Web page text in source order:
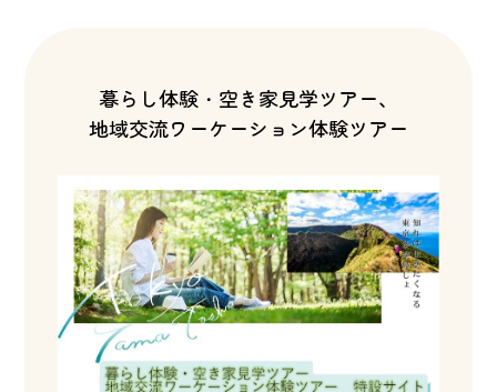
暮らし体験・空き家見学ツアー、
地域交流ワーケーション体験ツアー